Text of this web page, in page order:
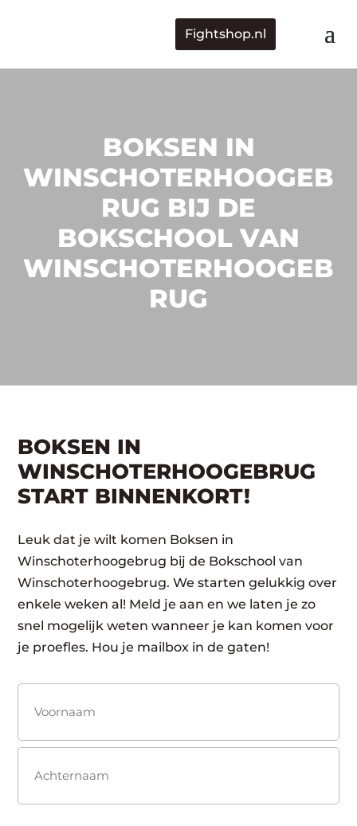
Fightshop.nl
BOKSEN IN
WINSCHOTERHOOGEB
RUG BIJ DE
BOKSCHOOL VAN
WINSCHOTERHOOGEB
RUG
BOKSEN IN
WINSCHOTERHOOGEBRUG
START BINNENKORT!
Leuk dat je wilt komen Boksen in
Winschoterhoogebrug bij de Bokschool van
Winschoterhoogebrug. We starten gelukkig over
enkele weken al! Meld je aan en we laten je zo
snel mogelijk weten wanneer je kan komen voor
je proefles. Hou je mailbox in de gaten!
(Vereist)
Voornaam